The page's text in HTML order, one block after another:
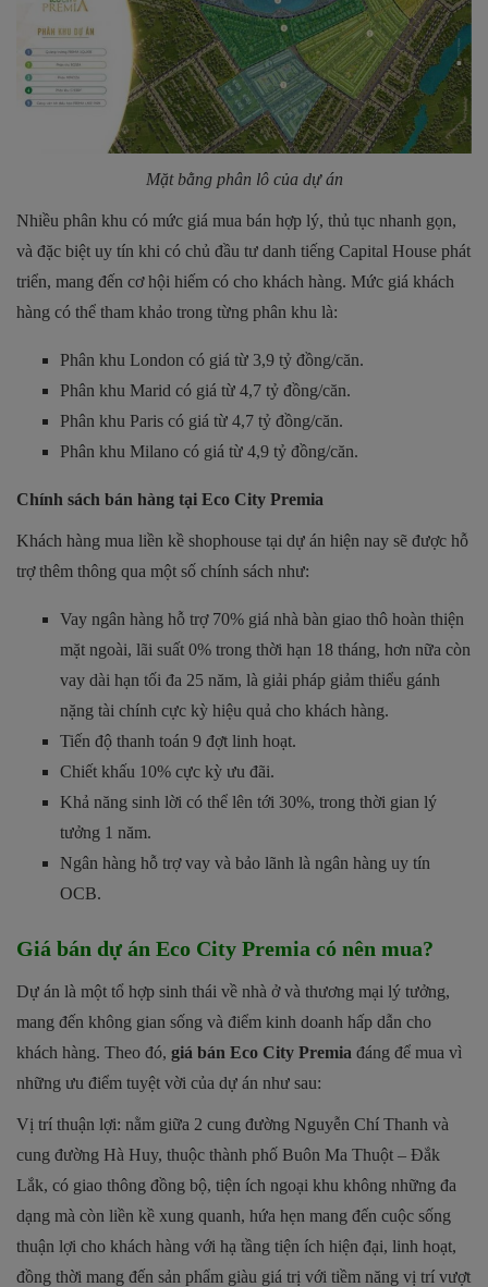
Mặt bằng phân lô của dự án
Nhiều phân khu có mức giá mua bán hợp lý, thủ tục nhanh gọn,
và đặc biệt uy tín khi có chủ đầu tư danh tiếng Capital House phát
triển, mang đến cơ hội hiếm có cho khách hàng. Mức giá khách
hàng có thể tham khảo trong từng phân khu là:
Phân khu London có giá từ 3,9 tỷ đồng/căn.
Phân khu Marid có giá từ 4,7 tỷ đồng/căn.
Phân khu Paris có giá từ 4,7 tỷ đồng/căn.
Phân khu Milano có giá từ 4,9 tỷ đồng/căn.
Chính sách bán hàng tại Eco City Premia
Khách hàng mua liền kề shophouse tại dự án hiện nay sẽ được hỗ
trợ thêm thông qua một số chính sách như:
Vay ngân hàng hỗ trợ 70% giá nhà bàn giao thô hoàn thiện
mặt ngoài, lãi suất 0% trong thời hạn 18 tháng, hơn nữa còn
vay dài hạn tối đa 25 năm, là giải pháp giảm thiểu gánh
nặng tài chính cực kỳ hiệu quả cho khách hàng.
Tiến độ thanh toán 9 đợt linh hoạt.
Chiết khấu 10% cực kỳ ưu đãi.
Khả năng sinh lời có thể lên tới 30%, trong thời gian lý
tưởng 1 năm.
Ngân hàng hỗ trợ vay và bảo lãnh là ngân hàng uy tín
OCB.
Giá bán dự án Eco City Premia có nên mua?
Dự án là một tổ hợp sinh thái về nhà ở và thương mại lý tưởng,
mang đến không gian sống và điểm kinh doanh hấp dẫn cho
khách hàng. Theo đó, giá bán Eco City Premia đáng để mua vì
những ưu điểm tuyệt vời của dự án như sau:
Vị trí thuận lợi: nằm giữa 2 cung đường Nguyễn Chí Thanh và
cung đường Hà Huy, thuộc thành phố Buôn Ma Thuột – Đắk
Lắk, có giao thông đồng bộ, tiện ích ngoại khu không những đa
dạng mà còn liền kề xung quanh, hứa hẹn mang đến cuộc sống
thuận lợi cho khách hàng với hạ tầng tiện ích hiện đại, linh hoạt,
đồng thời mang đến sản phẩm giàu giá trị với tiềm năng vị trí vượt